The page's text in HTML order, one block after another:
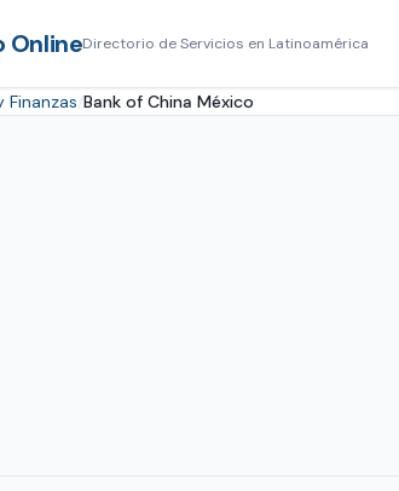
OnlineDirectorio de Servicios en Latinoamérica
Finanzas Bank of China México